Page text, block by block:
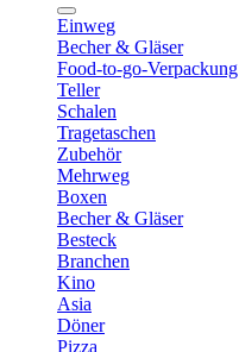
Einweg
Becher & Gläser
Food-to-go-Verpackung
Teller
Schalen
Tragetaschen
Zubehör
Mehrweg
Boxen
Becher & Gläser
Besteck
Branchen
Kino
Asia
Döner
Pizza